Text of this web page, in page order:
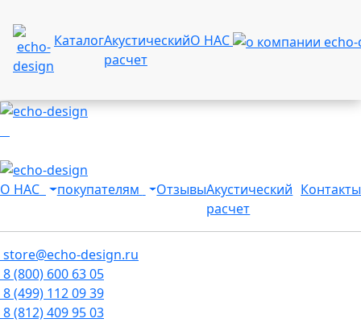
КаталогАкустический
расчет
О НАС
О НАС покупателям ОтзывыАкустический
расчет
Контакты
store@echo-design.ru
8 (800) 600 63 05
8 (499) 112 09 39
8 (812) 409 95 03